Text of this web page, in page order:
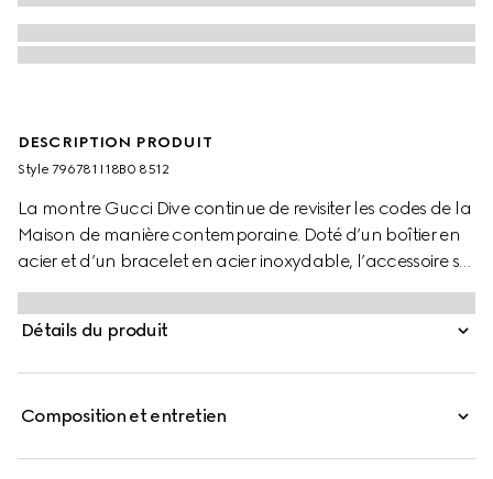
DESCRIPTION PRODUIT
Style ‎796781 I18B0 8512
La montre Gucci Dive continue de revisiter les codes de la
Maison de manière contemporaine. Doté d’un boîtier en
acier et d’un bracelet en acier inoxydable, l’accessoire se
caractérise par un cadran vert orné de l’emblématique
logo GG enlacés.
Détails du produit
Composition et entretien